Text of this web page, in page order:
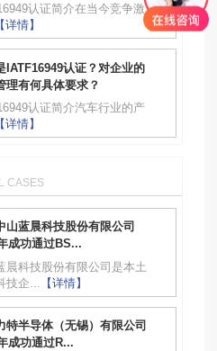
认证简介在当今竞争激
【详情】
IATF16949认证？对企业的
理有何具体要求？
认证简介汽车行业的产
【详情】
CASES
山蓝晨科技股份有限公司
成功通过BS...
晨科技股份有限公司是本土
技企...
【详情】
特半导体（无锡）有限公司
成功通过R...